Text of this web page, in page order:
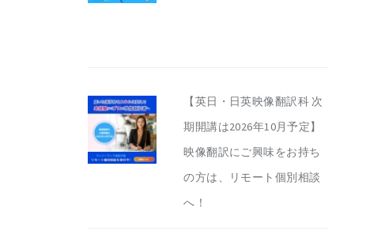
【英日・日英映像翻訳科 次
期開講は2026年10月予定】
映像翻訳にご興味をお持ち
の方は、リモート個別相談
へ！